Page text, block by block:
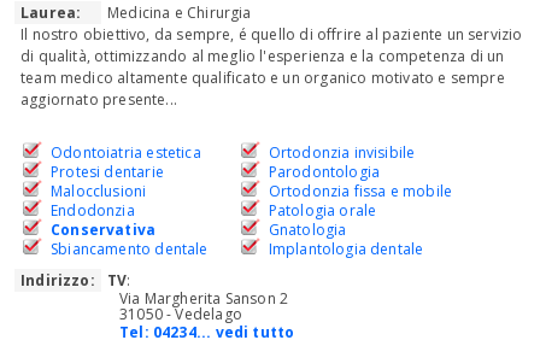
Laurea:
Medicina e Chirurgia
Il nostro obiettivo, da sempre, é quello di offrire al paziente un servizio
di qualità, ottimizzando al meglio l'esperienza e la competenza di un
team medico altamente qualificato e un organico motivato e sempre
aggiornato presente...
Odontoiatria estetica
Protesi dentarie
Malocclusioni
Endodonzia
Conservativa
Sbiancamento dentale
Ortodonzia invisibile
Parodontologia
Ortodonzia fissa e mobile
Patologia orale
Gnatologia
Implantologia dentale
Indirizzo:
TV:
Via Margherita Sanson 2
31050 - Vedelago
Tel: 04234... vedi tutto